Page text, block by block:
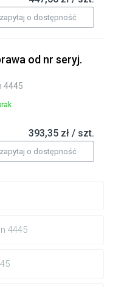
4445
zapytaj o dostępność
od nr seryj.
4445
393,35 zł / szt.
zapytaj o dostępność